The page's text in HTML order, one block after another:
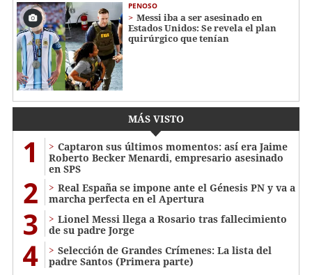
PENOSO
Messi iba a ser asesinado en
Estados Unidos: Se revela el plan
quirúrgico que tenían
MÁS VISTO
1
Captaron sus últimos momentos: así era Jaime
Roberto Becker Menardi​​​, empresario asesinado
en SPS
2
Real España se impone ante el Génesis PN y va a
marcha perfecta en el Apertura
3
Lionel Messi llega a Rosario tras fallecimiento
de su padre Jorge
4
Selección de Grandes Crímenes: La lista del
padre Santos (Primera parte)